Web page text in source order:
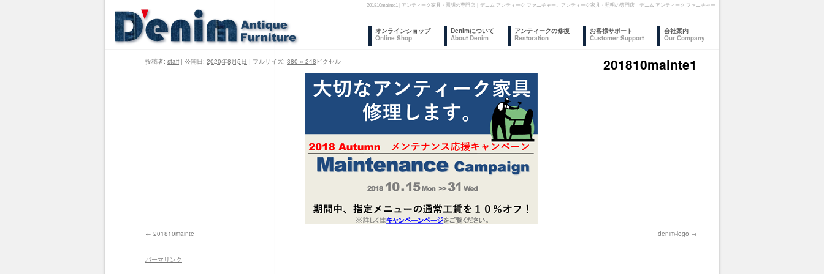
201810mainte1 | アンティーク家具・照明の専門店｜デニム アンティーク ファニチャー。アンティーク家具・照明の専門店 デニム アンティーク ファニチャー
テ
ン
へ
ス
ッ
オンラインショップ
Online Shop
Denimについて
About Denim
アンティークの修復
Restoration
お客様サポート
Customer Support
会社案内
Our Company
201810mainte1
投稿者: staff | 公開日: 2020年8月5日 | フルサイズ: 380 × 248 ピクセル
201810mainte denim-logo
パーマリンク